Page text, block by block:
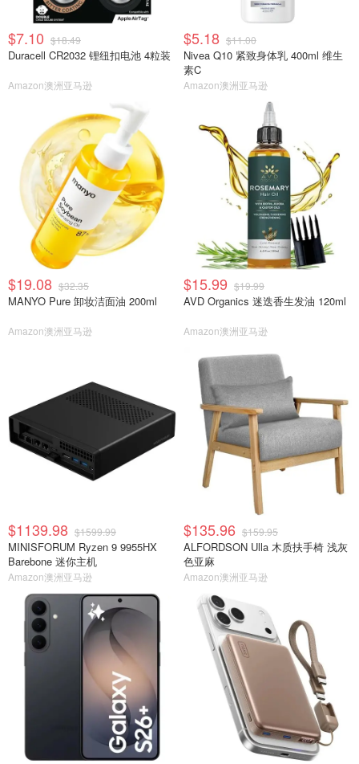
$7.10 $18.49
Duracell CR2032 锂纽扣电池 4粒装
Amazon澳洲亚马逊
$5.18 $11.00
Nivea Q10 紧致身体乳 400ml 维生
素C
Amazon澳洲亚马逊
$19.08 $32.35
MANYO Pure 卸妆洁面油 200ml
Amazon澳洲亚马逊
$15.99 $19.99
AVD Organics 迷迭香生发油 120ml
Amazon澳洲亚马逊
$1139.98 $1599.99
MINISFORUM Ryzen 9 9955HX
Barebone 迷你主机
Amazon澳洲亚马逊
$135.96 $159.95
ALFORDSON Ulla 木质扶手椅 浅灰
色亚麻
Amazon澳洲亚马逊